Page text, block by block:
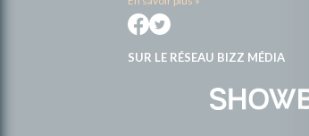
SUR LE RÉSEAU BIZZ MÉDIA